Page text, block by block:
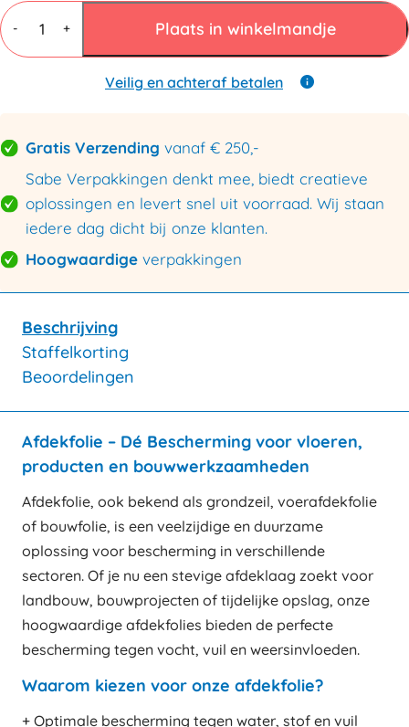
-
Afdekfolie
1600mmx195mtr
150my
transparant
+ Plaats in winkelmandje
Veilig en achteraf betalen
Gratis Verzending vanaf € 250,-
Sabe Verpakkingen denkt mee, biedt creatieve
oplossingen en levert snel uit voorraad. Wij staan
iedere dag dicht bij onze klanten.
Hoogwaardige verpakkingen
Beschrijving
Staffelkorting
Beoordelingen
Afdekfolie – Dé Bescherming voor vloeren,
producten en bouwwerkzaamheden
Afdekfolie, ook bekend als grondzeil, voerafdekfolie
of bouwfolie, is een veelzijdige en duurzame
oplossing voor bescherming in verschillende
sectoren. Of je nu een stevige afdeklaag zoekt voor
landbouw, bouwprojecten of tijdelijke opslag, onze
hoogwaardige afdekfolies bieden de perfecte
bescherming tegen vocht, vuil en weersinvloeden.
Waarom kiezen voor onze afdekfolie?
+ Optimale bescherming tegen water, stof en vuil